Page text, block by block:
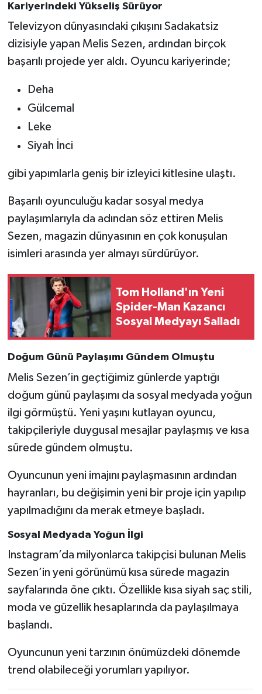
Kariyerindeki Yükseliş Sürüyor
Televizyon dünyasındaki çıkışını Sadakatsiz
dizisiyle yapan Melis Sezen, ardından birçok
başarılı projede yer aldı. Oyuncu kariyerinde;
Deha
Gülcemal
Leke
Siyah İnci
gibi yapımlarla geniş bir izleyici kitlesine ulaştı.
Başarılı oyunculuğu kadar sosyal medya
paylaşımlarıyla da adından söz ettiren Melis
Sezen, magazin dünyasının en çok konuşulan
isimleri arasında yer almayı sürdürüyor.
Tom Holland'ın Yeni
Spider-Man Kazancı
Sosyal Medyayı Salladı
Doğum Günü Paylaşımı Gündem Olmuştu
Melis Sezen’in geçtiğimiz günlerde yaptığı
doğum günü paylaşımı da sosyal medyada yoğun
ilgi görmüştü. Yeni yaşını kutlayan oyuncu,
takipçileriyle duygusal mesajlar paylaşmış ve kısa
sürede gündem olmuştu.
Oyuncunun yeni imajını paylaşmasının ardından
hayranları, bu değişimin yeni bir proje için yapılıp
yapılmadığını da merak etmeye başladı.
Sosyal Medyada Yoğun İlgi
Instagram’da milyonlarca takipçisi bulunan Melis
Sezen’in yeni görünümü kısa sürede magazin
sayfalarında öne çıktı. Özellikle kısa siyah saç stili,
moda ve güzellik hesaplarında da paylaşılmaya
başlandı.
Oyuncunun yeni tarzının önümüzdeki dönemde
trend olabileceği yorumları yapılıyor.